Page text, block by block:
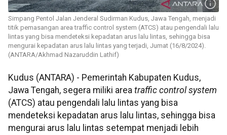
Simpang Pentol Jalan Jenderal Sudirman Kudus, Jawa Tengah, menjadi
titik pemasangan area traffic control system (ATCS) atau pengendali lalu
lintas yang bisa mendeteksi kepadatan arus lalu lintas, sehingga bisa
mengurai kepadatan arus lalu lintas yang terjadi, Jumat (16/8/2024).
(ANTARA/Akhmad Nazaruddin Lathif)
Kudus (ANTARA) - Pemerintah Kabupaten Kudus,
Jawa Tengah, segera miliki area traffic control system
(ATCS) atau pengendali lalu lintas yang bisa
mendeteksi kepadatan arus lalu lintas, sehingga bisa
mengurai arus lalu lintas setempat menjadi lebih